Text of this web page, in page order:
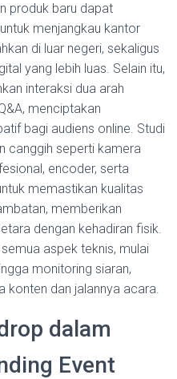
produk baru dapat
menjangkau kantor
di luar negeri, sekaligus
yang lebih luas. Selain itu,
interaksi dua arah
menciptakan
bagi audiens online. Studi
canggih seperti kamera
encoder, serta
memastikan kualitas
memberikan
dengan kehadiran fisik.
aspek teknis, mulai
monitoring siaran,
konten dan jalannya acara.
dalam
Event